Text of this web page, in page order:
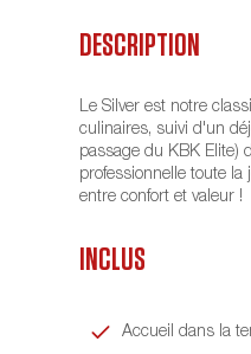
DESCRIPTION
Le Silver est notre
culinaires, suivi d'un
passage du KBK Elite)
professionnelle toute
entre confort et valeur !
INCLUS
Accueil dans la